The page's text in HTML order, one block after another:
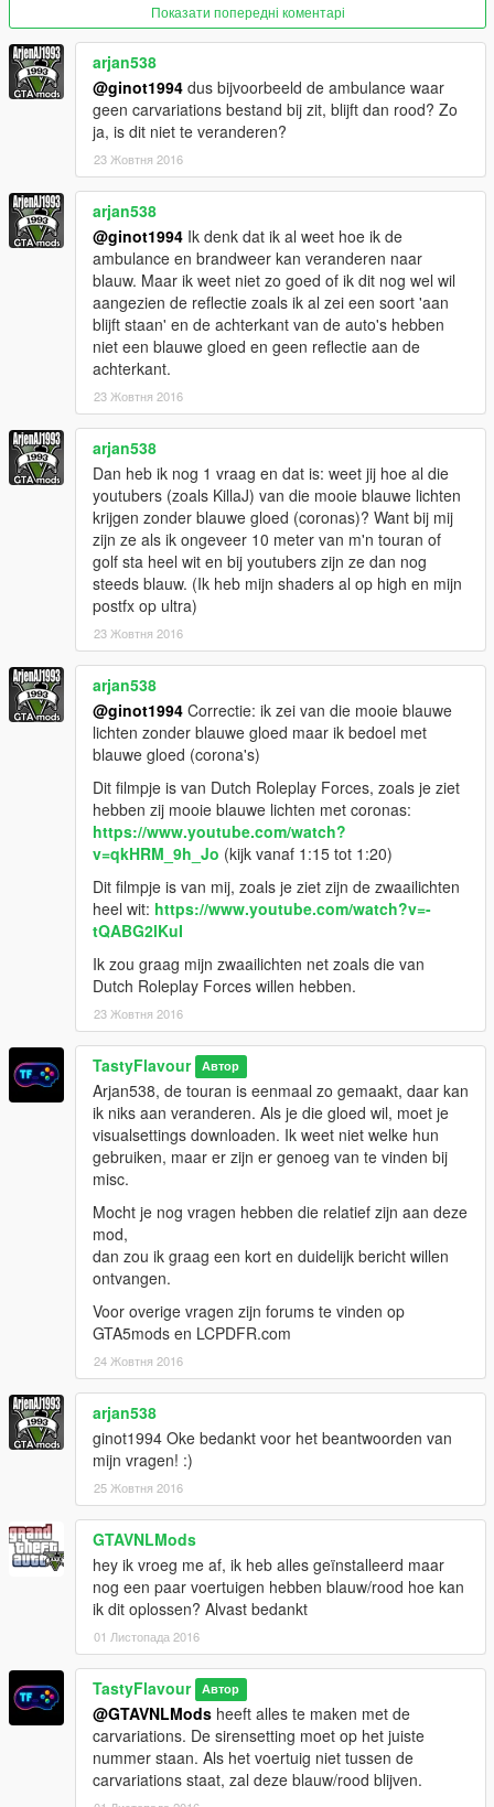
Показати попередні коментарі
arjan538
@ginot1994 dus bijvoorbeeld de ambulance waar
geen carvariations bestand bij zit, blijft dan rood? Zo
ja, is dit niet te veranderen?
23 Жовтня 2016
arjan538
@ginot1994 Ik denk dat ik al weet hoe ik de
ambulance en brandweer kan veranderen naar
blauw. Maar ik weet niet zo goed of ik dit nog wel wil
aangezien de reflectie zoals ik al zei een soort 'aan
blijft staan' en de achterkant van de auto's hebben
niet een blauwe gloed en geen reflectie aan de
achterkant.
23 Жовтня 2016
arjan538
Dan heb ik nog 1 vraag en dat is: weet jij hoe al die
youtubers (zoals KillaJ) van die mooie blauwe lichten
krijgen zonder blauwe gloed (coronas)? Want bij mij
zijn ze als ik ongeveer 10 meter van m'n touran of
golf sta heel wit en bij youtubers zijn ze dan nog
steeds blauw. (Ik heb mijn shaders al op high en mijn
postfx op ultra)
23 Жовтня 2016
arjan538
@ginot1994 Correctie: ik zei van die mooie blauwe
lichten zonder blauwe gloed maar ik bedoel met
blauwe gloed (corona's)
Dit filmpje is van Dutch Roleplay Forces, zoals je ziet
hebben zij mooie blauwe lichten met coronas:
https://www.youtube.com/watch?
v=qkHRM_9h_Jo (kijk vanaf 1:15 tot 1:20)
Dit filmpje is van mij, zoals je ziet zijn de zwaailichten
heel wit: https://www.youtube.com/watch?v=-
tQABG2lKuI
Ik zou graag mijn zwaailichten net zoals die van
Dutch Roleplay Forces willen hebben.
23 Жовтня 2016
TastyFlavour Автор
Arjan538, de touran is eenmaal zo gemaakt, daar kan
ik niks aan veranderen. Als je die gloed wil, moet je
visualsettings downloaden. Ik weet niet welke hun
gebruiken, maar er zijn er genoeg van te vinden bij
misc.
Mocht je nog vragen hebben die relatief zijn aan deze
mod,
dan zou ik graag een kort en duidelijk bericht willen
ontvangen.
Voor overige vragen zijn forums te vinden op
GTA5mods en LCPDFR.com
24 Жовтня 2016
arjan538
ginot1994 Oke bedankt voor het beantwoorden van
mijn vragen! :)
25 Жовтня 2016
GTAVNLMods
hey ik vroeg me af, ik heb alles geïnstalleerd maar
nog een paar voertuigen hebben blauw/rood hoe kan
ik dit oplossen? Alvast bedankt
01 Листопада 2016
TastyFlavour Автор
@GTAVNLMods heeft alles te maken met de
carvariations. De sirensetting moet op het juiste
nummer staan. Als het voertuig niet tussen de
carvariations staat, zal deze blauw/rood blijven.